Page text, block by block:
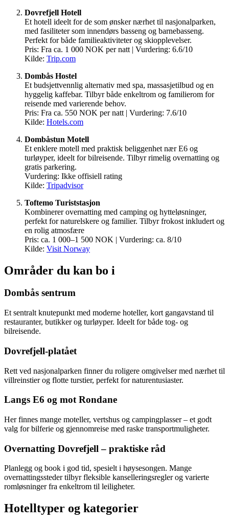
Dovrefjell Hotell
Et hotell ideelt for de som ønsker nærhet til nasjonalparken,
med fasiliteter som innendørs basseng og barnebasseng.
Perfekt for både familieaktiviteter og skiopplevelser.
Pris: Fra ca. 1 000 NOK per natt | Vurdering: 6.6/10
Kilde: Trip.com
Dombås Hostel
Et budsjettvennlig alternativ med spa, massasjetilbud og en
hyggelig kaffebar. Tilbyr både enkeltrom og familierom for
reisende med varierende behov.
Pris: Fra ca. 550 NOK per natt | Vurdering: 7.6/10
Kilde: Hotels.com
Dombåstun Motell
Et enklere motell med praktisk beliggenhet nær E6 og
turløyper, ideelt for bilreisende. Tilbyr rimelig overnatting og
gratis parkering.
Vurdering: Ikke offisiell rating
Kilde: Tripadvisor
Toftemo Turiststasjon
Kombinerer overnatting med camping og hytteløsninger,
perfekt for naturelskere og familier. Tilbyr frokost inkludert og
en rolig atmosfære
Pris: ca. 1 000–1 500 NOK | Vurdering: ca. 8/10
Kilde: Visit Norway
Områder du kan bo i
Dombås sentrum
Et sentralt knutepunkt med moderne hoteller, kort gangavstand til
restauranter, butikker og turløyper. Ideelt for både tog- og
bilreisende.
Dovrefjell-platået
Rett ved nasjonalparken finner du roligere omgivelser med nærhet til
villreinstier og flotte turstier, perfekt for naturentusiaster.
Langs E6 og mot Rondane
Her finnes mange moteller, vertshus og campingplasser – et godt
valg for bilferie og gjennomreise med raske transportmuligheter.
Overnatting Dovrefjell – praktiske råd
Planlegg og book i god tid, spesielt i høysesongen. Mange
overnattingssteder tilbyr fleksible kanselleringsregler og varierte
romløsninger fra enkeltrom til leiligheter.
Hotelltyper og kategorier